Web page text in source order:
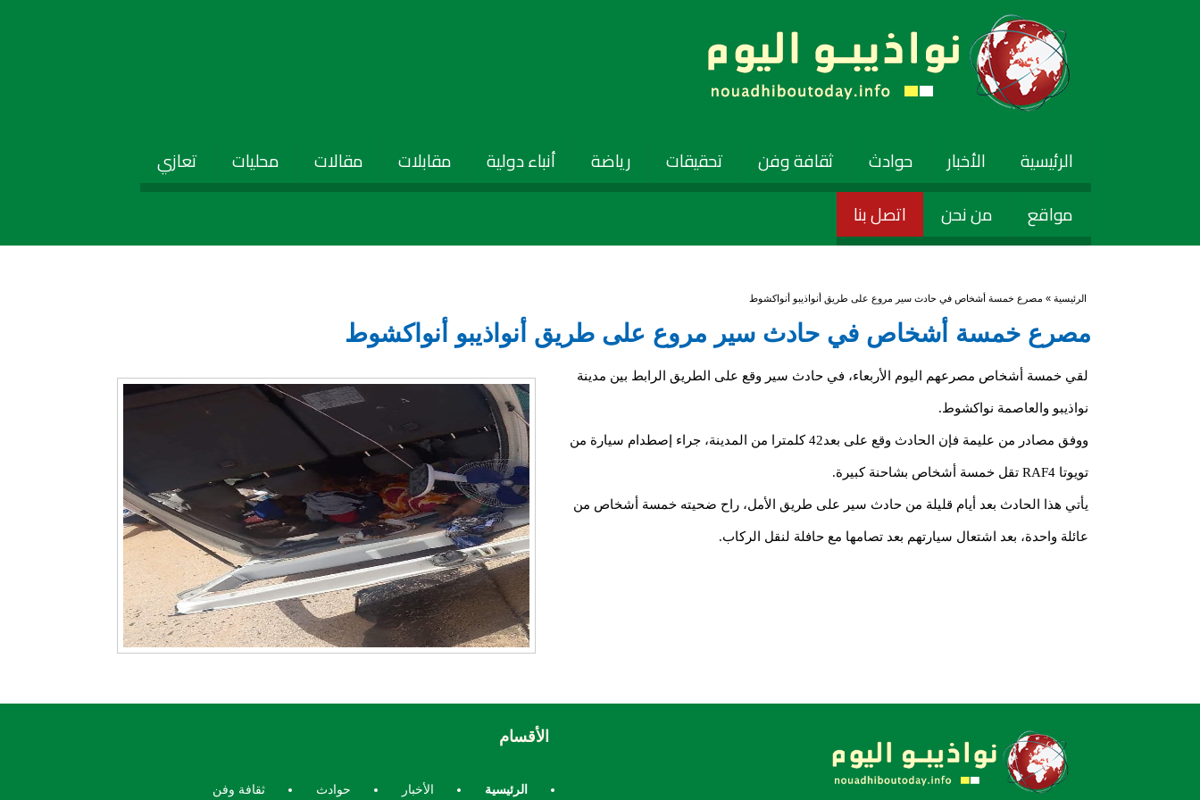
الرئيسية الأخبار حوادث ثقافة وفن تحقيقات رياضة أنباء دولية مقابلات مقالات محليات
تعازي
مواقع
من نحن اتصل بنا
أنت هنا
الرئيسية » مصرع خمسة أشخاص في حادث سير مروع على طريق أنواذيبو أنواكشوط
مصرع خمسة أشخاص في حادث سير مروع على طريق أنواذيبو أنواكشوط
لقي خمسة أشخاص مصرعهم اليوم الأربعاء، في حادث سير وقع على الطريق الرابط بين مدينة
نواذيبو والعاصمة نواكشوط.
ووفق مصادر من عليمة فإن الحادث وقع على بعد42 كلمترا من المدينة، جراء إصطدام سيارة من
تويوتا RAF4 تقل خمسة أشخاص بشاحنة كبيرة.
يأتي هذا الحادث بعد أيام قليلة من حادث سير على طريق الأمل، راح ضحيته خمسة أشخاص من
عائلة واحدة، بعد اشتعال سيارتهم بعد تصامها مع حافلة لنقل الركاب.
الأقسام
الرئيسية الأخبار حوادث ثقافة وفن